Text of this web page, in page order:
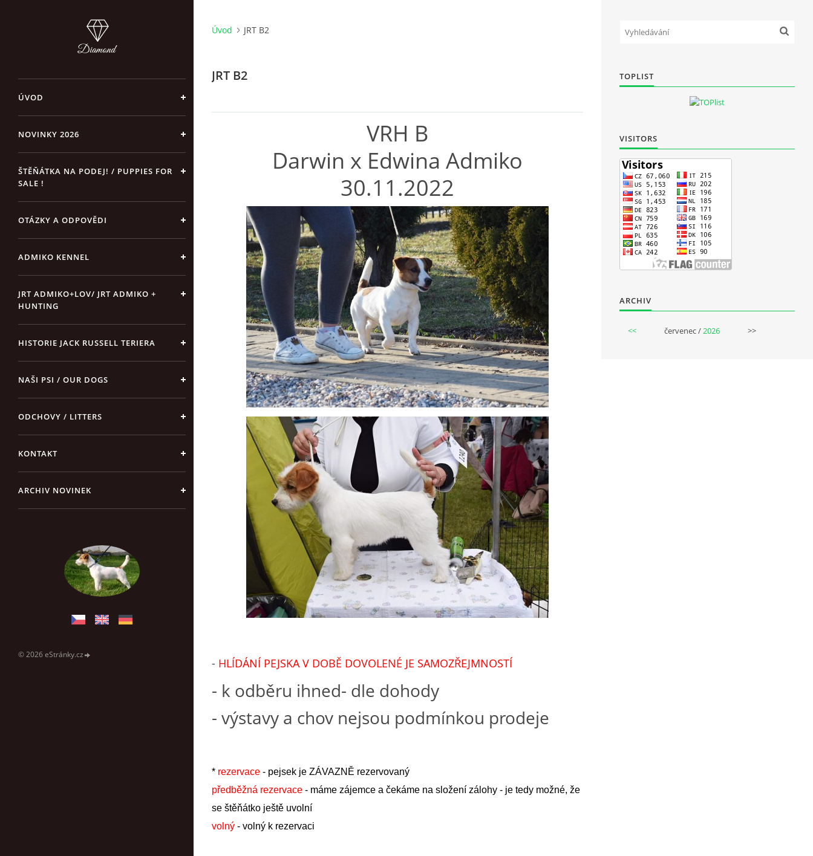
ÚVOD
NOVINKY 2026
ŠTĚŇÁTKA NA PODEJ! / PUPPIES FOR
SALE !
OTÁZKY A ODPOVĚDI
ADMIKO KENNEL
JRT ADMIKO+LOV/ JRT ADMIKO +
HUNTING
HISTORIE JACK RUSSELL TERIERA
NAŠI PSI / OUR DOGS
ODCHOVY / LITTERS
KONTAKT
ARCHIV NOVINEK
© 2026 eStránky.cz
Úvod JRT B2
JRT B2
VRH B
Darwin x Edwina Admiko
30.11.2022
- HLÍDÁNÍ PEJSKA V DOBĚ DOVOLENÉ JE SAMOZŘEJMNOSTÍ
- k odběru ihned- dle dohody
- výstavy a chov nejsou podmínkou prodeje
* rezervace - pejsek je ZÁVAZNĚ rezervovaný
předběžná rezervace - máme zájemce a čekáme na složení zálohy - je tedy možné, že
se štěňátko ještě uvolní
volný - volný k rezervaci
TOPLIST
VISITORS
ARCHIV
<< červenec /2026 >>